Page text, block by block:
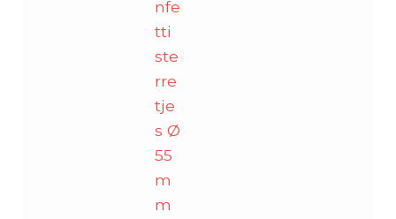
nfe
tti
ste
rre
tje
s Ø
55
m
m